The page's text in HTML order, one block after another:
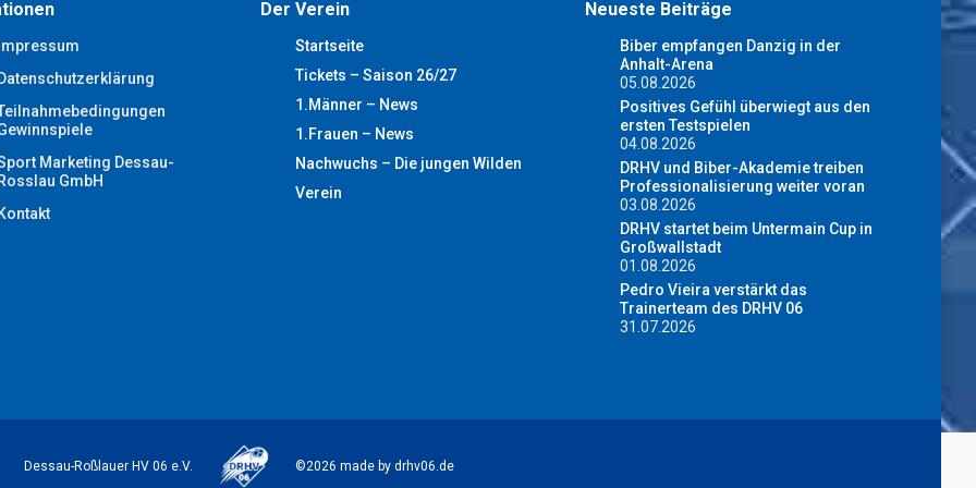
Impressum
Datenschutzerklärung
Marketing Dessau-
Rosslau GmbH
Kontakt
Der Verein
Startseite
Tickets – Saison 26/27
1.Männer – News
1.Frauen – News
Nachwuchs – Die jungen Wilden
Verein
Neueste Beiträge
Biber empfangen Danzig in der
Anhalt-Arena
05.08.2026
Positives Gefühl überwiegt aus den
ersten Testspielen
04.08.2026
DRHV und Biber-Akademie treiben
Professionalisierung weiter voran
03.08.2026
DRHV startet beim Untermain Cup in
Großwallstadt
01.08.2026
Pedro Vieira verstärkt das
Trainerteam des DRHV 06
31.07.2026
Dessau-Roßlauer HV 06 e.V. ©2026 made by drhv06.de